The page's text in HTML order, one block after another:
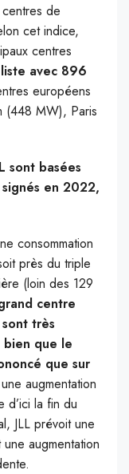
de
cet indice,
centres
avec 896
européens
(448 MW), Paris
sont basées
en 2022,
consommation
près du triple
(loin des 129
centre
très
bien que le
que sur
augmentation
d’ici la fin du
JLL prévoit une
augmentation